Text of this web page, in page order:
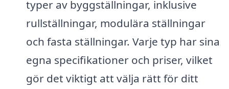
typer av byggställningar, inklusive
rullställningar, modulära ställningar
och fasta ställningar. Varje typ har sina
egna specifikationer och priser, vilket
gör det viktigt att välja rätt för ditt